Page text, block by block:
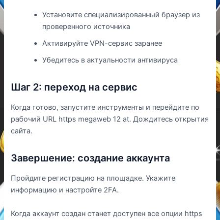
Установите специализированный браузер из
проверенного источника
Активируйте VPN-сервис заранее
Убедитесь в актуальности антивируса
Шаг 2: переход на сервис
Когда готово, запустите инструменты и перейдите по
рабочий URL https megaweb 12 at. Дождитесь открытия
сайта.
Завершение: создание аккаунта
Пройдите регистрацию на площадке. Укажите
информацию и настройте 2FA.
Когда аккаунт создан станет доступен все опции https